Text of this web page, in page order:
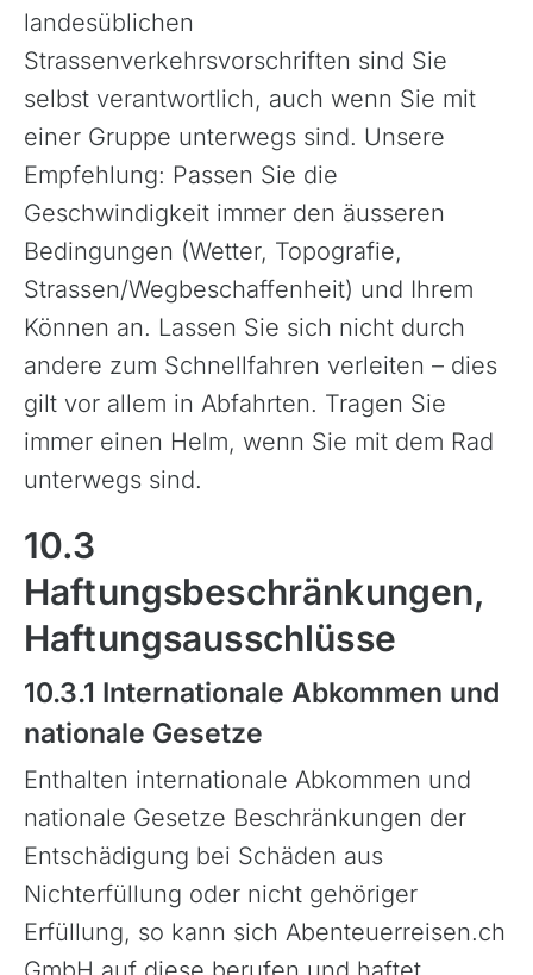
landesüblichen
Strassenverkehrsvorschriften sind Sie
selbst verantwortlich, auch wenn Sie mit
einer Gruppe unterwegs sind. Unsere
Empfehlung: Passen Sie die
Geschwindigkeit immer den äusseren
Bedingungen (Wetter, Topografie,
Strassen/Wegbeschaffenheit) und Ihrem
Können an. Lassen Sie sich nicht durch
andere zum Schnellfahren verleiten – dies
gilt vor allem in Abfahrten. Tragen Sie
immer einen Helm, wenn Sie mit dem Rad
unterwegs sind.
10.3
Haftungsbeschränkungen,
Haftungsausschlüsse
10.3.1 Internationale Abkommen und
nationale Gesetze
Enthalten internationale Abkommen und
nationale Gesetze Beschränkungen der
Entschädigung bei Schäden aus
Nichterfüllung oder nicht gehöriger
Erfüllung, so kann sich Abenteuerreisen.ch